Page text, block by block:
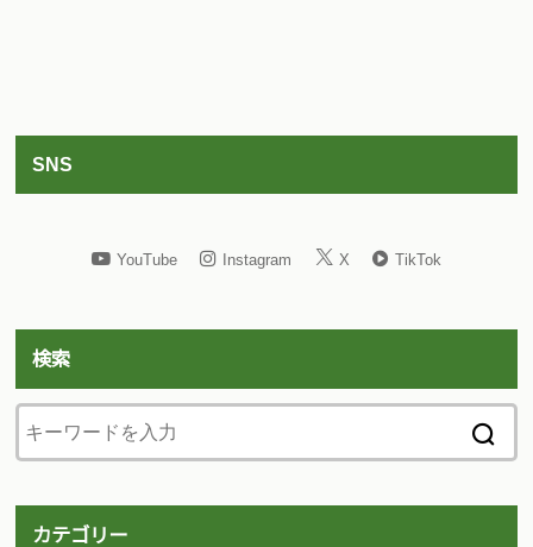
SNS
YouTube Instagram X TikTok
検索
カテゴリー